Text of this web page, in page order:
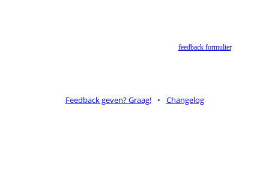
feedback formulier.
Feedback geven? Graag! • Changelog